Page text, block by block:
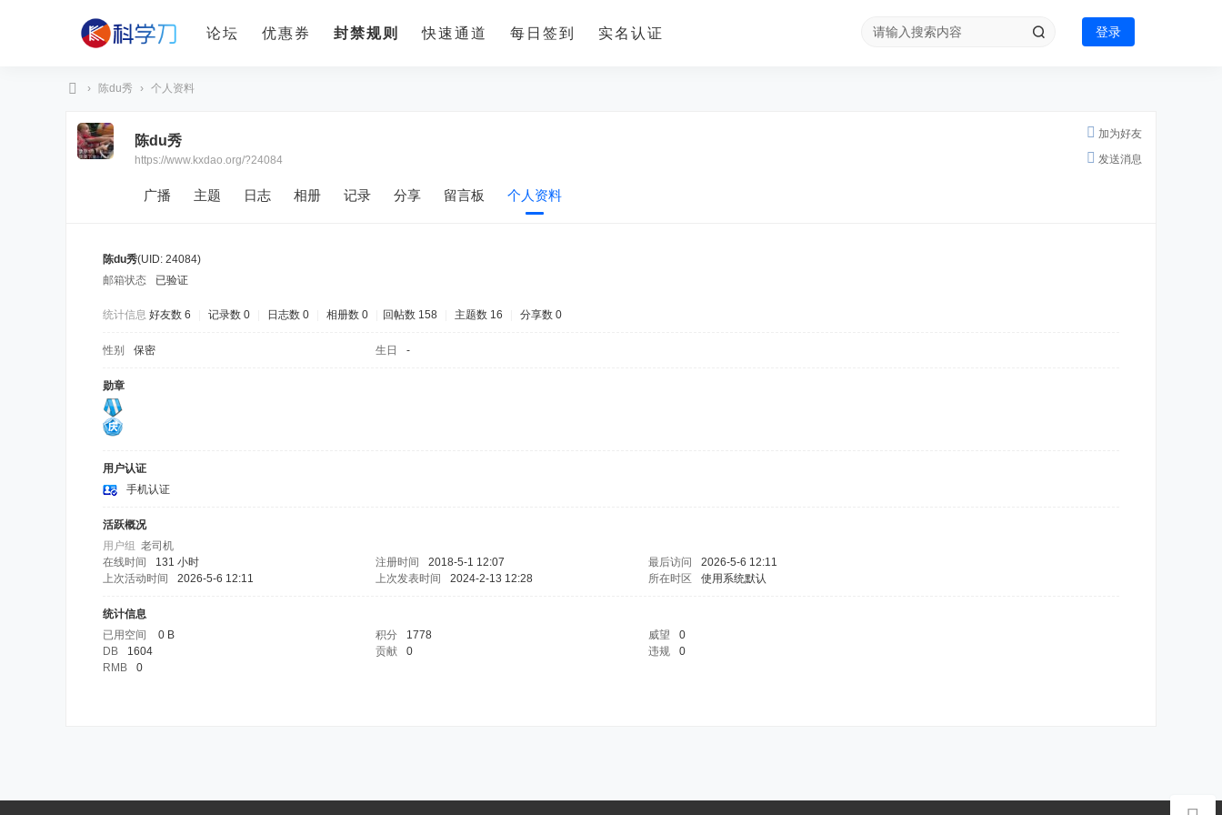
论坛 优惠券 封禁规则 快速通道 每日签到 实名认证 登录
学
› 陈du秀 › 个人资料
加为好友
发送消息
陈du秀
https://www.kxdao.org/?24084
广播 主题 日志 相册 记录 分享 留言板 个人资料
陈du秀(UID: 24084)
邮箱状态
已验证
统计信息 好友数 6 记录数 0 日志数 0 相册数 0 回帖数 158 主题数 16 分享数 0
性别 保密 生日 -
勋章
用户认证
手机认证
活跃概况
用户组 老司机
在线时间
131 小时 注册时间 2018-5-1 12:07 最后访问
2026-5-6 12:11
上次活动时间
2026-5-6 12:11 上次发表时间 2024-2-13 12:28 所在时区 使用系统默认
统计信息
已用空间
0 B 积分 1778 威望
0
DB
1604 贡献 0 违规
0
RMB
0